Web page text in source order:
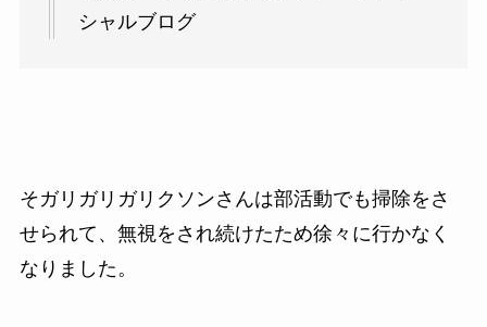
シャルブログ
そガリガリガリクソンさんは部活動でも掃除をさ
せられて、無視をされ続けたため徐々に行かなく
なりました。